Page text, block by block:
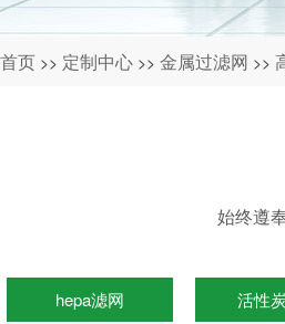
首页 >> 定制中心 >> 金属过滤网 >>
始终遵
hepa滤网 活性